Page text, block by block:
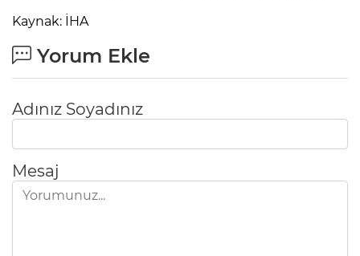
Kaynak: İHA
Yorum Ekle
Adınız Soyadınız
Mesaj